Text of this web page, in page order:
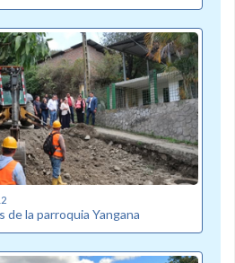
de la parroquia Yangana